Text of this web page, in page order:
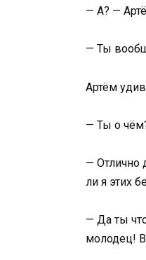
— А? —
— Ты
Артём
— Ты о
— Отлично
ли я этих
— Да ты
молодец!